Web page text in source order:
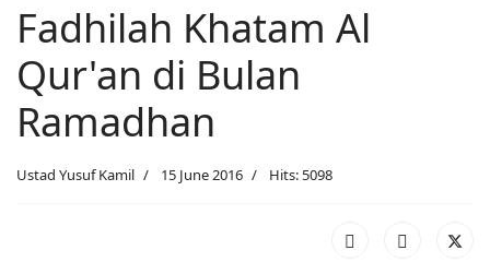
Fadhilah Khatam Al
Qur'an di Bulan
Ramadhan
Ustad Yusuf Kamil 15 June 2016 Hits: 5098